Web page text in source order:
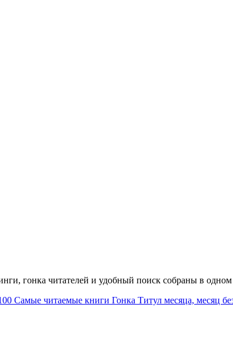
гонка читателей и удобный поиск собраны в
Самые читаемые книги Гонка Титул месяца, месяц